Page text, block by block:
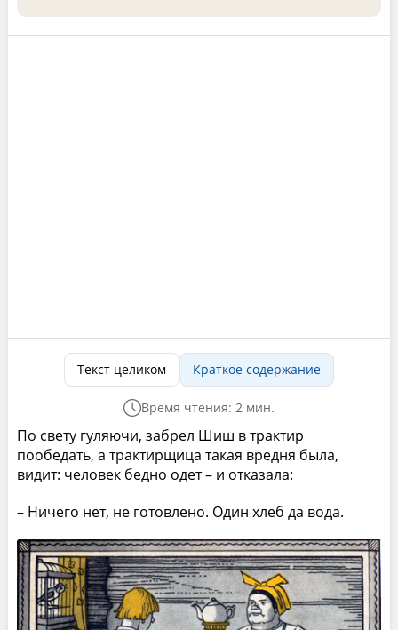
Текст целиком Краткое содержание
Время чтения: 2 мин.
По свету гуляючи, забрел Шиш в трактир
пообедать, а трактирщица такая вредня была,
видит: человек бедно одет – и отказала:
– Ничего нет, не готовлено. Один хлеб да вода.